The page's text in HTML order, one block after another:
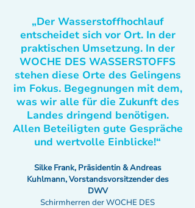
„Der Wasserstoffhochlauf
entscheidet sich vor Ort. In der
praktischen Umsetzung. In der
WOCHE DES WASSERSTOFFS
stehen diese Orte des Gelingens
im Fokus. Begegnungen mit dem,
was wir alle für die Zukunft des
Landes dringend benötigen.
Allen Beteiligten gute Gespräche
und wertvolle Einblicke!“
Silke Frank, Präsidentin & Andreas
Kuhlmann, Vorstandsvorsitzender des
DWV
Schirmherren der WOCHE DES